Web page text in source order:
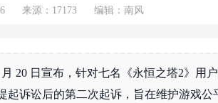
来源：17173 编辑：南风
月 20 日宣布，针对七名《永恒之塔2》用
起诉讼后的第二次起诉，旨在维护游戏